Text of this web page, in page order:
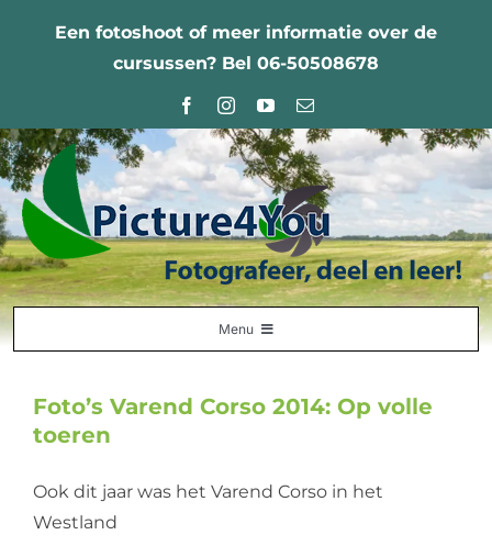
Een fotoshoot of meer informatie over de
cursussen? Bel 06-50508678
Menu
Fotografie Leercentrum
Web design
Foto’s Varend Corso 2014: Op volle
toeren
Ook dit jaar was het Varend Corso in het
Westland